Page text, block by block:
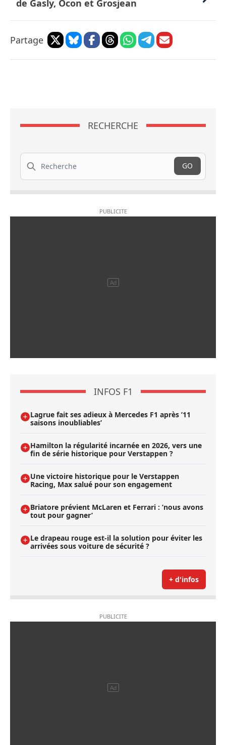
de Gasly, Ocon et Grosjean
Partage
RECHERCHE
Recherche
GO
INFOS F1
Lagrue fait ses adieux à Mercedes F1 après ’11
saisons inoubliables’
Hamilton la régularité incarnée en 2026, vers une
fin de série historique pour Verstappen ?
Une victoire historique pour le Verstappen
Racing, Max salué pour son engagement
Briatore prévient McLaren et Ferrari : ’nous avons
tout pour gagner’
Le drapeau rouge est-il la solution pour éviter les
arrivées sous voiture de sécurité ?
+ d'infos